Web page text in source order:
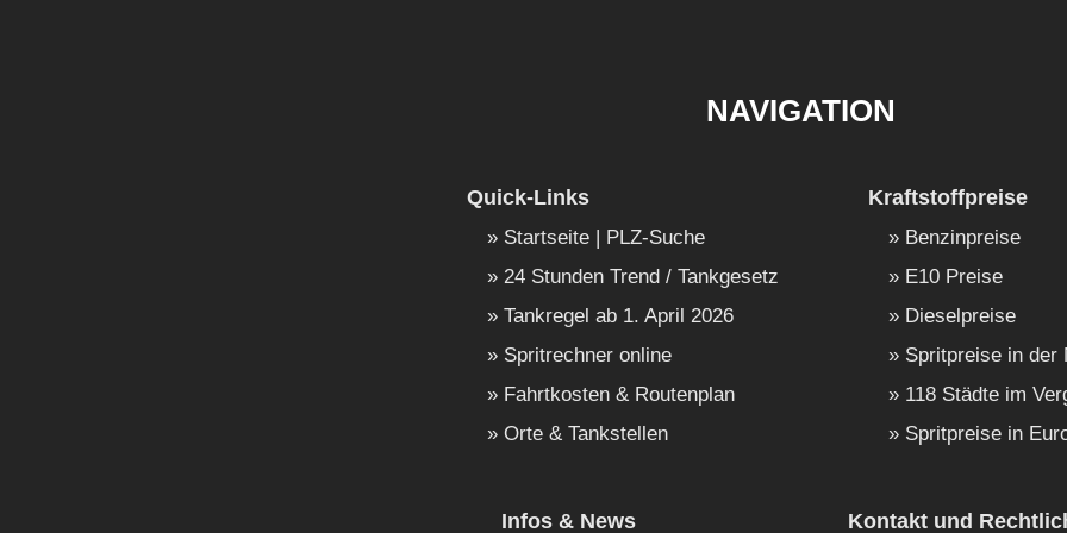
NAVIGATION
Quick-Links
Startseite | PLZ-Suche
24 Stunden Trend / Tankgesetz
Tankregel ab 1. April 2026
Spritrechner online
Fahrtkosten & Routenplan
Orte & Tankstellen
Kraftstoffpreise
Benzinpreise
E10 Preise
Dieselpreise
Spritpreise in der
118 Städte im
Spritpreise in
Infos & News Kontakt und